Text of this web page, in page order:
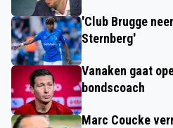
'Club Brugge
Sternberg'
Vanaken gaat
bondscoach
Marc Coucke